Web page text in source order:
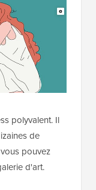
polyvalent. Il
de
pouvez
d'art.